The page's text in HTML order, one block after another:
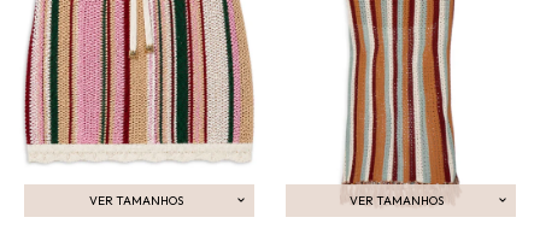
VER TAMANHOS
ADICIONAR AO CARRINHO
VER TAMANHOS
ADICIONAR AO CARRINHO